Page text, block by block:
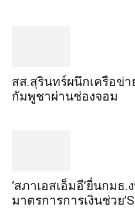
สส.สุรินทร์ผนึกเครือข่
กัมพูชาผ่านช่องจอม
‘สภาเอสเอ็มอี’ยื่นกมธ
มาตรการการเงินช่วย